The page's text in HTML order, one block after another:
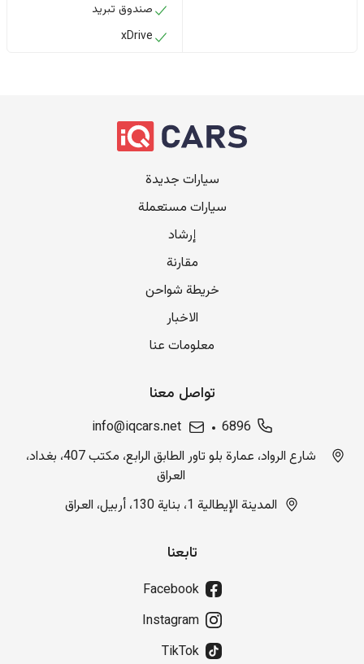
صندوق تبريد
xDrive
سيارات جديدة
سيارات مستعملة
إرشاد
مقارنة
خريطة شواحن
الاخبار
معلومات عنا
تواصل معنا
6896
info@iqcars.net
شارع الرواد، عمارة بلو تاور الطابق الرابع، مكتب 407، بغداد،
العراق
المدينة الإيطالية 1، بناية 130، أربيل، العراق
تابعنا
Facebook
Instagram
TikTok